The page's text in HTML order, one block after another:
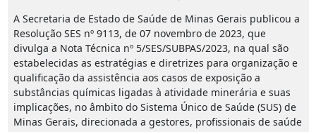
A Secretaria de Estado de Saúde de Minas Gerais publicou a
Resolução SES nº 9113, de 07 novembro de 2023, que
divulga a Nota Técnica nº 5/SES/SUBPAS/2023, na qual são
estabelecidas as estratégias e diretrizes para organização e
qualificação da assistência aos casos de exposição a
substâncias químicas ligadas à atividade minerária e suas
implicações, no âmbito do Sistema Único de Saúde (SUS) de
Minas Gerais, direcionada a gestores, profissionais de saúde